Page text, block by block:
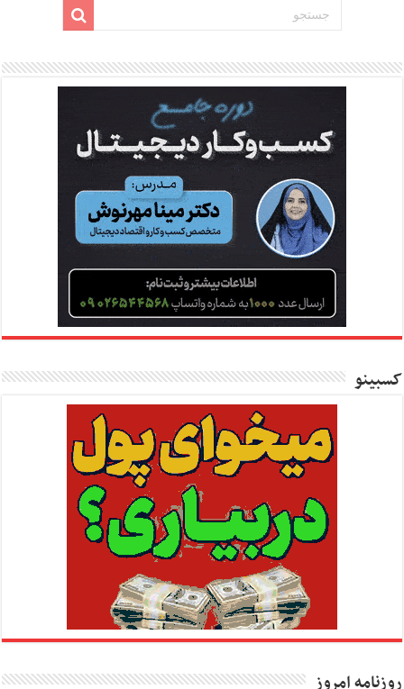
کسبینو
روزنامه امروز